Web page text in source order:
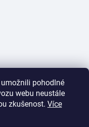
pohodlné
webu neustále
zkušenost. Více